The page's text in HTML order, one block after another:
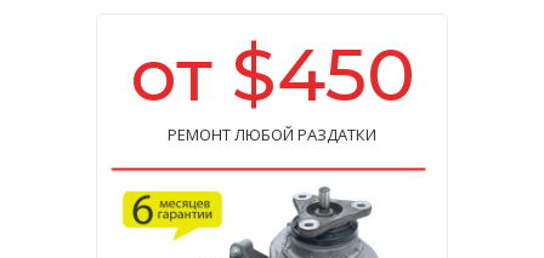
от $450
РЕМОНТ ЛЮБОЙ РАЗДАТКИ